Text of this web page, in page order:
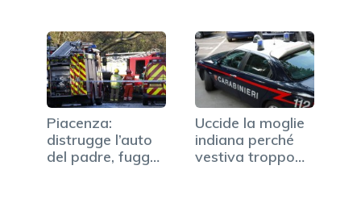
Piacenza:
distrugge l’auto
del padre, fugge
Uccide la moglie
indiana perché
vestiva troppo